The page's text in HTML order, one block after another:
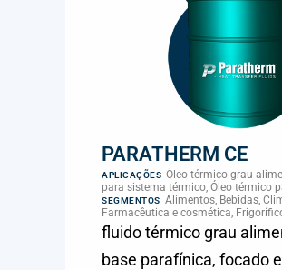
PARATHERM CE
APLICAÇÕES Óleo térmico grau
para sistema térmico, Óleo térmico
de calor, Transferência térmica
SEGMENTOS Alimentos, Bebidas,
Farmacêutica e cosmética,
Laticínios, Panificação, Plásticos e
petroquímica, Supermercados e
fluido térmico grau
base parafínica, focado